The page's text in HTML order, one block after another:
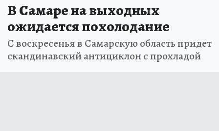
В Самаре на выходных
ожидается похолодание
С воскресенья в Самарскую область придет
скандинавский антициклон с прохладой